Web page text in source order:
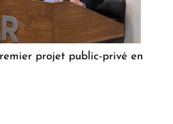
projet public-privé en